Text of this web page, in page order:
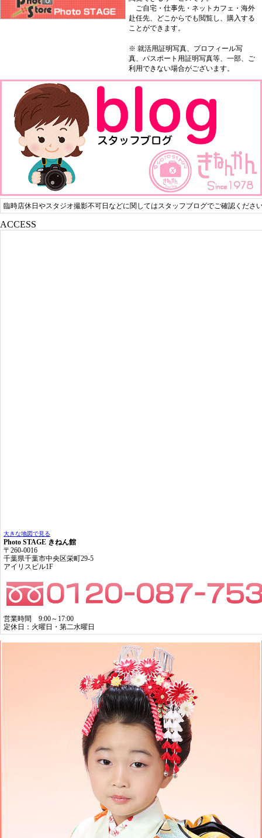
ご自宅・仕事先・ネットカフェ・海外
赴任先、どこからでも閲覧し、購入する
ことができます。
※ 就活用証明写真、プロフィール写
真、パスポート用証明写真等、一部、ご
利用できない場合がございます。
臨時店休日やスタジオ撮影不可日などに関してはスタッフブログでご確認くださ
ACCESS
大きな地図で見る
Photo STAGE きねん館
〒260-0016
千葉県千葉市中央区栄町29-5
アイリスビル1F
営業時間 9:00～17:00
定休日：火曜日・第二水曜日